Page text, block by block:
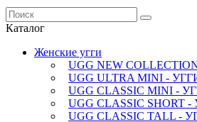
Каталог
Женские угги
UGG NEW
UGG ULTRA MINI -
UGG CLASSIC MINI -
UGG CLASSIC
UGG CLASSIC TALL -